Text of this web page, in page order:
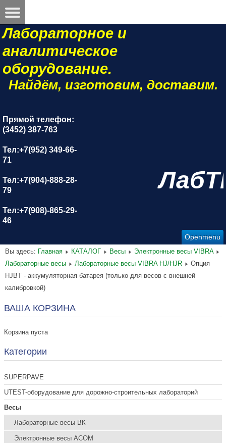
Лабораторное и
аналитическое
оборудование.
Найдём, изготовим, доставим.
Прямой телефон:
(3452) 387-763
Тел:+7(952) 349-66-
71
Тел:+7(904)-888-28-
79
Тел:+7(908)-865-29-
46
Openmenu
Вы здесь: Главная КАТАЛОГ Весы
Электронные весы VIBRA
Лабораторные весы
Лабораторные весы VIBRA HJ/HJR
Опция
HJBT - аккумуляторная батарея (только для весов с внешней
калибровкой)
ВАША КОРЗИНА
Корзина пуста
Категории
SUPERPAVE
UTEST-оборудование для дорожно-строительных лабораторий
Весы
Лабораторные весы ВК
Электронные весы ACOM